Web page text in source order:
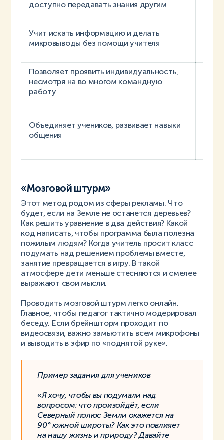
доступно передавать знания другим
Учит искать информацию и делать
микровыводы без помощи учителя
Позволяет проявить индивидуальность,
несмотря на во многом командную
работу
Объединяет учеников, развивает навыки
общения
«Мозговой штурм»
Этот метод родом из сферы рекламы. Что
будет, если на Земле не останется деревьев?
Как решить уравнение в два действия? Какой
код написать, чтобы программа была полезна
пожилым людям? Когда учитель просит класс
подумать над решением проблемы вместе,
занятие превращается в игру. В такой
атмосфере дети меньше стесняются и смелее
выражают свои мысли.
Проводить мозговой штурм легко онлайн.
Главное, чтобы педагог тактично модерировал
беседу. Если брейншторм проходит по
видеосвязи, важно замьютить всем микрофоны
и выводить в эфир по «поднятой руке».
Пример задания для учеников
«Я хочу, чтобы вы подумали над
вопросом: что произойдёт, если
Северный полюс Земли окажется на
90° южной широты? Как это повлияет
на нашу жизнь и природу? Давайте